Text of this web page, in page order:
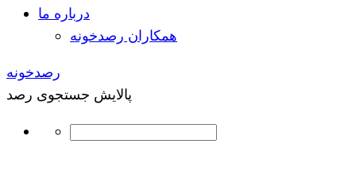
درباره ما
همکاران رصدخونه
رصدخونه
پالایش جستجوی رصد